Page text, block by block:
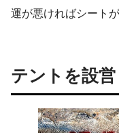
運が悪ければシート
テントを設